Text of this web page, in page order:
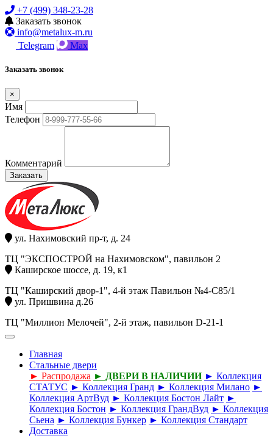
+7 (499) 348-23-28
Заказать звонок
info@metalux-m.ru
Telegram
Max
Заказать звонок
×
Имя
Телефон
Комментарий
Заказать
ул. Нахимовский пр-т, д. 24
ТЦ "ЭКСПОСТРОЙ на Нахимовском", павильон 2
Каширское шоссе, д. 19, к1
ТЦ "Каширский двор-1", 4-й этаж Павильон №4-С85/1
ул. Пришвина д.26
ТЦ "Миллион Мелочей", 2-й этаж, павильон D-21-1
Главная
Стальные двери
► Распродажа ► ДВЕРИ В НАЛИЧИИ ► Коллекция
СТАТУС ► Коллекция Гранд ► Коллекция Милано ►
Коллекция АртВуд ► Коллекция Бостон Лайт ►
Коллекция Бостон ► Коллекция ГрандВуд ► Коллекция
Сьена ► Коллекция Бункер ► Коллекция Стандарт
Доставка